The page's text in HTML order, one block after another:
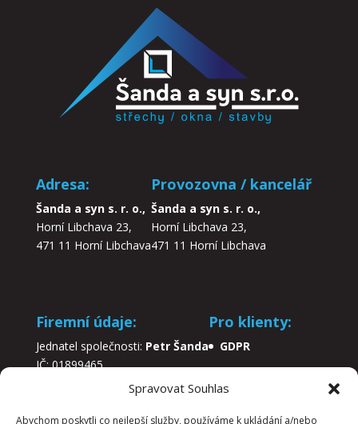
Spravovat Souhlas
Abychom poskytli co nejlepší služby, používáme k ukládání a/nebo
Adresa:
Šanda a syn s. r. o.,
Horní Libchava 23,
471 11 Horní Libchava
Provozovna / kancelář
Šanda a syn s. r. o.,
Horní Libchava 23,
471 11 Horní Libchava
Firemní údaje:
Jednatel společnosti: Petr Šanda
IČ: 01899465
Pro klienty:
GDPR